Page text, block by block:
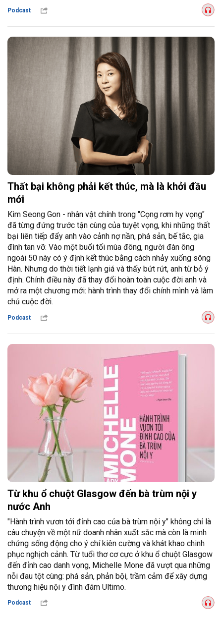
Podcast
Thất bại không phải kết thúc, mà là khởi đầu
mới
Kim Seong Gon - nhân vật chính trong "Cọng rơm hy vọng"
đã từng đứng trước tận cùng của tuyệt vọng, khi những thất
bại liên tiếp đẩy anh vào cảnh nợ nần, phá sản, bế tắc, gia
đình tan vỡ. Vào một buổi tối mùa đông, người đàn ông
ngoài 50 này có ý định kết thúc bằng cách nhảy xuống sông
Hàn. Nhưng do thời tiết lạnh giá và thấy bứt rứt, anh từ bỏ ý
định. Chính điều này đã thay đổi hoàn toàn cuộc đời anh và
mở ra một chương mới: hành trình thay đổi chính mình và làm
chủ cuộc đời.
Podcast
Từ khu ổ chuột Glasgow đến bà trùm nội y
nước Anh
"Hành trình vươn tới đỉnh cao của bà trùm nội y" không chỉ là
câu chuyện về một nữ doanh nhân xuất sắc mà còn là minh
chứng sống động cho ý chí kiên cường và khát khao chinh
phục nghịch cảnh. Từ tuổi thơ cơ cực ở khu ổ chuột Glasgow
đến đỉnh cao danh vọng, Michelle Mone đã vượt qua những
nỗi đau tột cùng: phá sản, phản bội, trầm cảm để xây dựng
thương hiệu nội y đình đám Ultimo.
Podcast